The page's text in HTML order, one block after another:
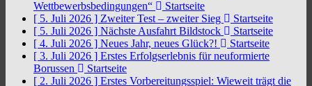
Wettbewerbsbedingungen“
Startseite
[ 5. Juli 2026 ] Zweiter Test – zweiter Sieg
Startseite
[ 5. Juli 2026 ] Nächste Ausfahrt Bildstock
Startseite
[ 4. Juli 2026 ] Neues Jahr, neues Glück?!
Startseite
[ 3. Juli 2026 ] Erstes Erfolgserlebnis für neuformierte
Borussen
Startseite
[ 2. Juli 2026 ] Erstes Vorbereitungsspiel: Wieweit trägt die